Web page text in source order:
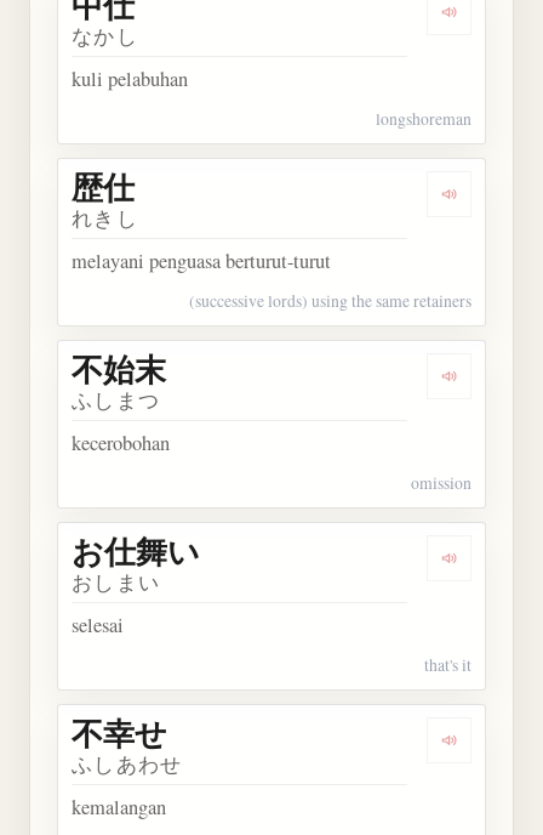
Dengarkan
なかし
kuli pelabuhan
longshoreman
Dengarkan
歴仕
れきし
melayani penguasa berturut-turut
(successive lords) using the same retainers
Dengarkan
不始末
ふしまつ
kecerobohan
omission
Dengarkan
お仕舞い
おしまい
selesai
that's it
Dengarkan
不幸せ
ふしあわせ
kemalangan